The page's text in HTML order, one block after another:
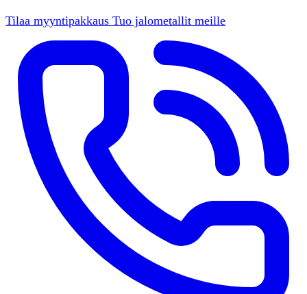
Tilaa myyntipakkaus Tuo jalometallit meille